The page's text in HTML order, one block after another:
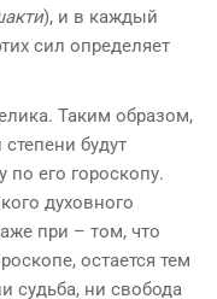
), и в каждый
сил определяет
Таким образом,
будут
по его гороскопу.
духовного
при – том, что
остается тем
судьба, ни свобода